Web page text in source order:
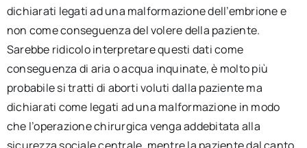
dichiarati legati ad una malformazione dell’embrione e
non come conseguenza del volere della paziente.
Sarebbe ridicolo interpretare questi dati come
conseguenza di aria o acqua inquinate, è molto più
probabile si tratti di aborti voluti dalla paziente ma
dichiarati come legati ad una malformazione in modo
che l’operazione chirurgica venga addebitata alla